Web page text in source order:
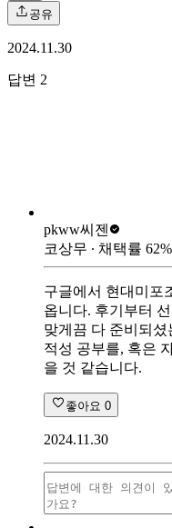
공유
2024.11.30
답변 2
pkww씨젠
코상무 ∙ 채택률 62%
구글에서 현대미포
옵니다. 후기부터
맞게끔 다 준비되
적성 공부를, 혹은
을 것 같습니다.
좋아요 0
2024.11.30